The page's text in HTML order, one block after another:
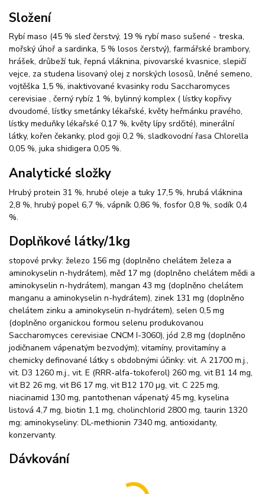
Složení
Rybí maso (45 % sleď čerstvý, 19 % rybí maso sušené - treska,
mořský úhoř a sardinka, 5 % losos čerstvý), farmářské brambory,
hrášek, drůbeží tuk, řepná vláknina, pivovarské kvasnice, slepičí
vejce, za studena lisovaný olej z norských lososů, lněné semeno,
vojtěška 1,5 %, inaktivované kvasinky rodu Saccharomyces
cerevisiae , černý rybíz 1 %, bylinný komplex ( lístky kopřivy
dvoudomé, lístky smetánky lékařské, květy heřmánku pravého,
lístky meduňky lékařské 0,17 %, květy lípy srdčité), minerální
látky, kořen čekanky, plod goji 0,2 %, sladkovodní řasa Chlorella
0,05 %, juka shidigera 0,05 %.
Analytické složky
Hrubý protein 31 %, hrubé oleje a tuky 17,5 %, hrubá vláknina
2,8 %, hrubý popel 6,7 %, vápník 0,86 %, fosfor 0,8 %, sodík 0,4
%.
Doplňkové látky/1kg
stopové prvky: železo 156 mg (doplněno chelátem železa a
aminokyselin n-hydrátem), měď 17 mg (doplněno chelátem mědi a
aminokyselin n-hydrátem), mangan 43 mg (doplněno chelátem
manganu a aminokyselin n-hydrátem), zinek 131 mg (doplněno
chelátem zinku a aminokyselin n-hydrátem), selen 0,5 mg
(doplněno organickou formou selenu produkovanou
Saccharomyces cerevisiae CNCM I-3060), jód 2,8 mg (doplněno
jodičnanem vápenatým bezvodým); vitamíny, provitamíny a
chemicky definované látky s obdobnými účinky: vit. A 21700 m.j.,
vit. D3 1260 m.j., vit. E (RRR-alfa-tokoferol) 260 mg, vit B1 14 mg,
vit B2 26 mg, vit B6 17 mg, vit B12 170 µg, vit. C 225 mg,
niacinamid 130 mg, pantothenan vápenatý 45 mg, kyselina
listová 4,7 mg, biotin 1,1 mg, cholinchlorid 2800 mg, taurin 1320
mg; aminokyseliny: DL-methionin 7340 mg, antioxidanty,
konzervanty.
Dávkování